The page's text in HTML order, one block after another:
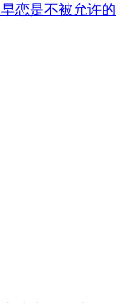
早恋是不被允许的